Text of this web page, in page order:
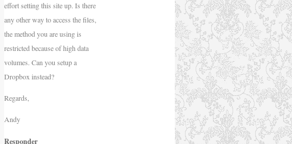
effort setting this site up. Is there
any other way to access the files
the method you are using is
restricted because of high data
volumes. Can you setup a
Dropbox instead?
Regards,
Andy
Responder